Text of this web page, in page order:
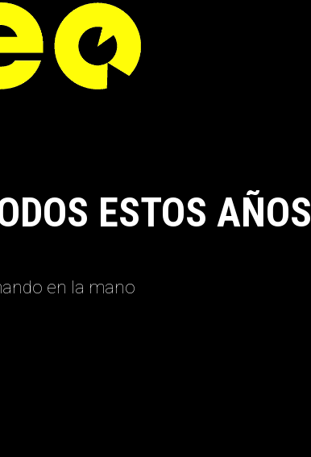
ESTOS AÑOS
en la mano